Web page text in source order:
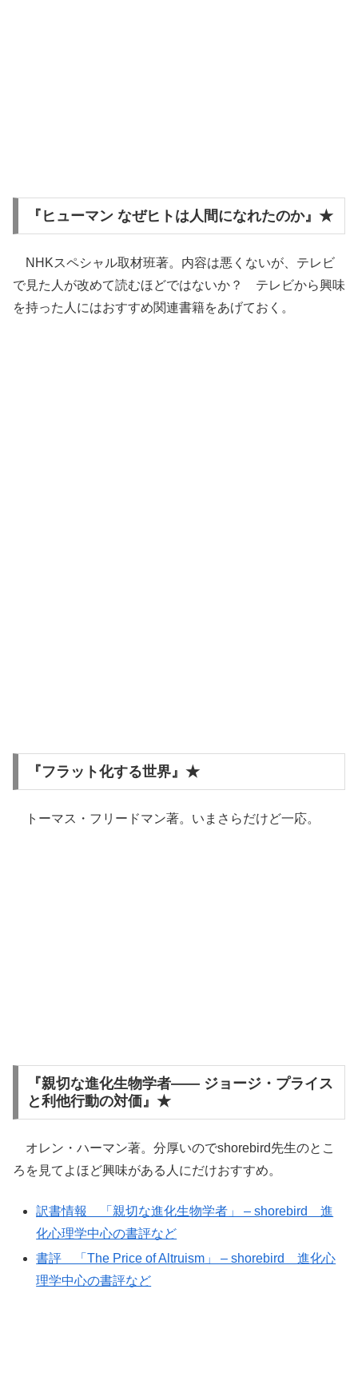
『ヒューマン なぜヒトは人間になれたのか』★
NHKスペシャル取材班著。内容は悪くないが、テレビ
で見た人が改めて読むほどではないか？ テレビから興味
を持った人にはおすすめ関連書籍をあげておく。
『フラット化する世界』★
トーマス・フリードマン著。いまさらだけど一応。
『親切な進化生物学者―― ジョージ・プライス
と利他行動の対価』★
オレン・ハーマン著。分厚いのでshorebird先生のとこ
ろを見てよほど興味がある人にだけおすすめ。
訳書情報 「親切な進化生物学者」 – shorebird 進
化心理学中心の書評など
書評 「The Price of Altruism」 – shorebird 進化心
理学中心の書評など